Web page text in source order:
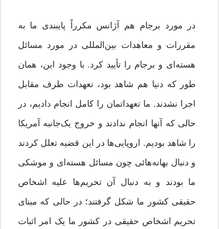
در مورد برجام هم آژانس مکرراً پایبندی ما به
مقررات و معاهدات بین‌المللی در مورد مسائل
هسته‌ای و برجام را تأیید کرد. با وجود این، همان
طور که دنیا هم شاهد بود، تعهدات طرف مقابل
اجرا نشدند. ما تعهداتمان را کامل انجام دادیم، در
حالی که آنها انجام ندادند و خروج یک‌جانبه آمریکا
را شاهد بودیم. اروپایی‌ها در این قضیه تعلل کردند
و دنبال بهانه‌هائی چون مسائل هسته‌ای و موشکی
ما بودند و به دنبال آن تحریم‌ها علیه اشخاص
حقیقی کشور ما شکل گرفتند؛ در حالی که مبنای
تحریم اشخاص حقیقی در کشور ما یک امر اثبات